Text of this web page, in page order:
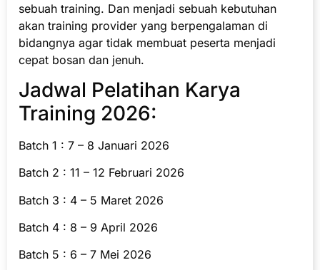
sebuah training. Dan menjadi sebuah kebutuhan
akan training provider yang berpengalaman di
bidangnya agar tidak membuat peserta menjadi
cepat bosan dan jenuh.
Jadwal Pelatihan Karya
Training 2026:
Batch 1 : 7 – 8 Januari 2026
Batch 2 : 11 – 12 Februari 2026
Batch 3 : 4 – 5 Maret 2026
Batch 4 : 8 – 9 April 2026
Batch 5 : 6 – 7 Mei 2026